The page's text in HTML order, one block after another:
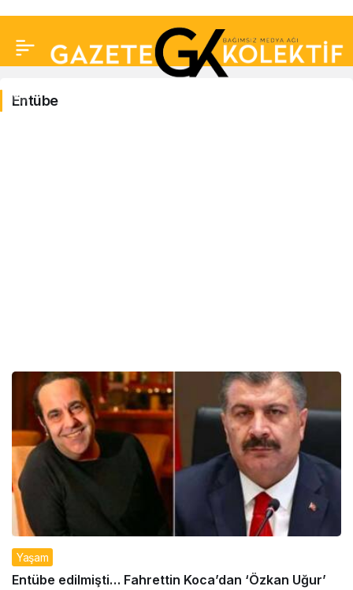
Entübe
Entübe
Yaşam
Entübe edilmişti… Fahrettin Koca’dan ‘Özkan Uğur’